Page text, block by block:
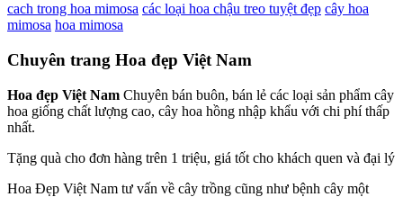
cach trong hoa mimosa các loại hoa chậu treo tuyệt đẹp cây hoa
mimosa hoa mimosa
Chuyên trang Hoa đẹp Việt Nam
Hoa đẹp Việt Nam Chuyên bán buôn, bán lẻ các loại sản phẩm cây
hoa giống chất lượng cao, cây hoa hồng nhập khẩu với chi phí thấp
nhất.
Tặng quà cho đơn hàng trên 1 triệu, giá tốt cho khách quen và đại lý
Hoa Đẹp Việt Nam tư vấn về cây trồng cũng như bệnh cây một